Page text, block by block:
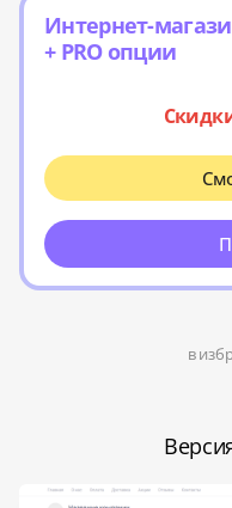
в
Интернет-
+ PRO опции